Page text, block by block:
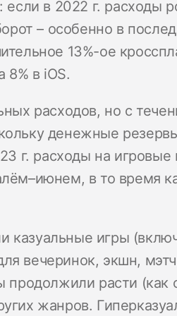
в 2022 г. расходы
– особенно в
13%-ое
8% в iOS.
расходов, но с
денежные
г. расходы на
в то время
казуальные игры
вечеринок, экшн,
продолжили расти (как
жанров.